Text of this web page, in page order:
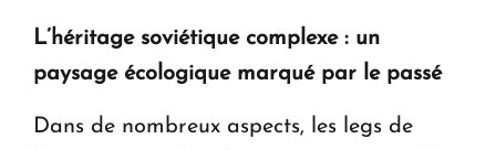
L’héritage soviétique complexe : un
paysage écologique marqué par le passé
Dans de nombreux aspects, les legs de